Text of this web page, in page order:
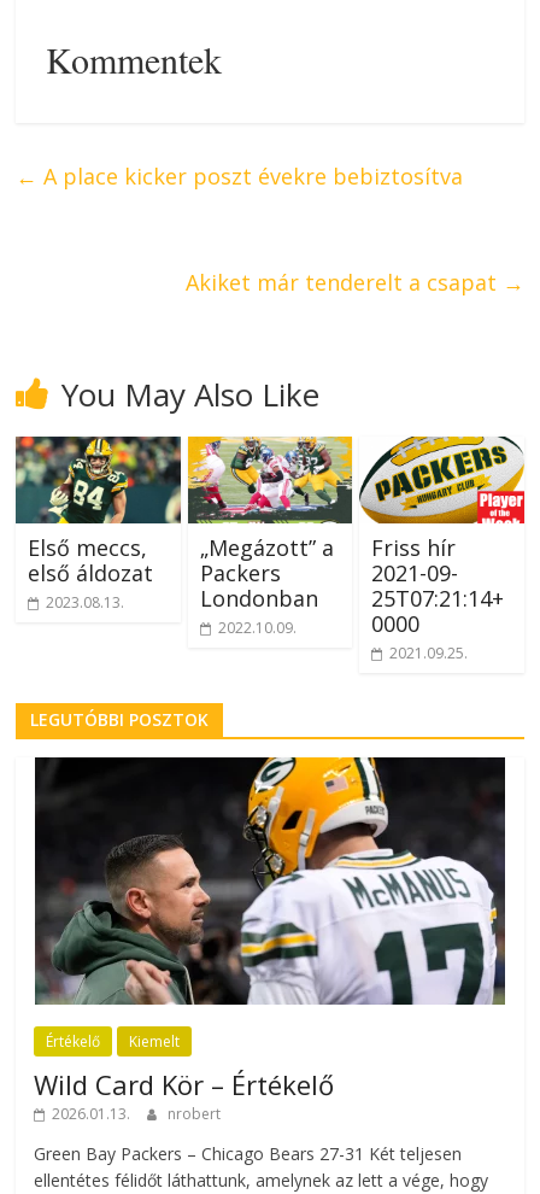
Kommentek
← A place kicker poszt évekre bebiztosítva
Akiket már tenderelt a csapat →
You May Also Like
Első meccs,
első áldozat
2023.08.13.
„Megázott” a
Packers
Londonban
2022.10.09.
Friss hír
2021-09-
25T07:21:14+
0000
2021.09.25.
LEGUTÓBBI POSZTOK
Értékelő Kiemelt
Wild Card Kör – Értékelő
2026.01.13. nrobert
Green Bay Packers – Chicago Bears 27-31 Két teljesen
ellentétes félidőt láthattunk, amelynek az lett a vége, hogy